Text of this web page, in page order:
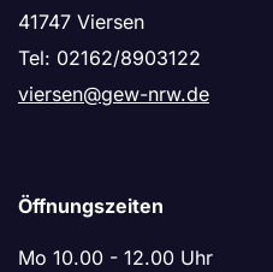
41747 Viersen
Tel: 02162/8903122
viersen@gew-nrw.de
Öffnungszeiten
Mo 10.00 - 12.00 Uhr